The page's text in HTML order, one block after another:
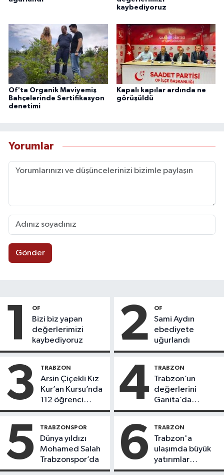
kaybediyoruz
Of'ta Organik Maviyemiş
Bahçelerinde Sertifikasyon
denetimi
Kapalı kapılar ardında ne
görüşüldü
Yorumlar
Gönder
1 OF
Bizi biz yapan
değerlerimizi
kaybediyoruz
2 OF
Sami Aydın
ebediyete
uğurlandı
3 TRABZON
Arsin Çiçekli Kız
Kur’an Kursu’nda
112 öğrenci
icazet aldı
4 TRABZON
Trabzon’un
değerlerini
Ganita’da
yaşatıyoruz
5 TRABZONSPOR
Dünya yıldızı
Mohamed Salah
Trabzonspor’da
6 TRABZON
Trabzon'a
ulaşımda büyük
yatırımlar
yapılıyor